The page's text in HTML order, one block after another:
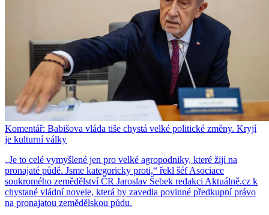
Komentář: Babišova vláda tiše chystá velké politické změny. Kryjí
je kulturní války
„Je to celé vymyšlené jen pro velké agropodniky, které žijí na
pronajaté půdě. Jsme kategoricky proti,“ řekl šéf Asociace
soukromého zemědělství ČR Jaroslav Šebek redakci Aktuálně.cz k
chystané vládní novele, která by zavedla povinné předkupní právo
na pronajatou zemědělskou půdu.